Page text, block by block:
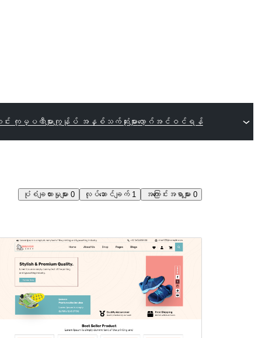
း ကုမ္ပဏီများကျွန်ုပ် အနှစ်သက်ဆုံးများလော့ဂ်အင်ဝင်ရန်
ပုံစံချထားမှုများ 0 လုပ်ဆောင်ချက် 1 အကြောင်းအရာများ 0